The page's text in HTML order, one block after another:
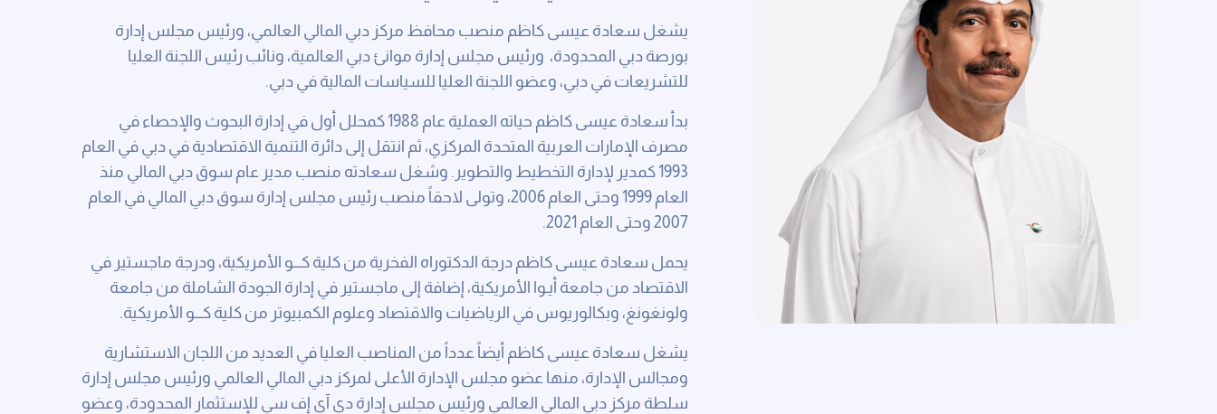
يشغل سعادة عيسى كاظم منصب محافظ مركز دبي المالي العالمي، ورئيس مجلس إدارة
بورصة دبي المحدودة، ورئيس مجلس إدارة موانئ دبي العالمية، ونائب رئيس اللجنة العليا
للتشريعات في دبي، وعضو اللجنة العليا للسياسات المالية في دبي.
بدأ سعادة عيسى كاظم حياته العملية عام 1988 كمحلل أول في إدارة البحوث والإحصاء في
مصرف الإمارات العربية المتحدة المركزي، ثم انتقل إلى دائرة التنمية الاقتصادية في دبي في العام
1993 كمدير لإدارة التخطيط والتطوير. وشغل سعادته منصب مدير عام سوق دبي المالي منذ
العام 1999 وحتى العام 2006، وتولى لاحقاً منصب رئيس مجلس إدارة سوق دبي المالي في العام
2007 وحتى العام 2021.
يحمل سعادة عيسى كاظم درجة الدكتوراه الفخرية من كلية كـــو الأمريكية، ودرجة ماجستير في
الاقتصاد من جامعة أيـوا الأمريكية، إضافة إلى ماجستير في إدارة الجودة الشاملة من جامعة
ولونغونغ، وبكالوريوس في الرياضيات والاقتصاد وعلوم الكمبيوتر من كلية كـــو الأمريكية.
يشغل سعادة عيسى كاظم أيضاً عدداً من المناصب العليا في العديد من اللجان الاستشارية
ومجالس الإدارة، منها عضو مجلس الإدارة الأعلى لمركز دبي المالي العالمي ورئيس مجلس إدارة
سلطة مركز دبي المالي العالمي ورئيس مجلس إدارة دي آي إف سي للإستثمار المحدودة، وعضو